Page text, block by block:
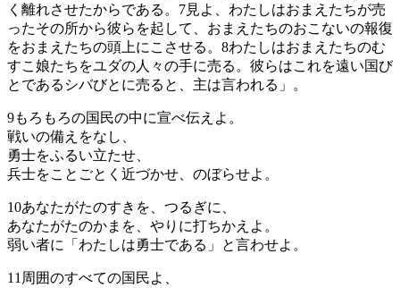
く離れさせたからである。 7見よ、わたしはおまえたちが売
ったその所から彼らを起して、おまえたちのおこないの報復
をおまえたちの頭上にこさせる。 8わたしはおまえたちのむ
すこ娘たちをユダの人々の手に売る。彼らはこれを遠い国び
とであるシバびとに売ると、主は言われる」。
9もろもろの国民の中に宣べ伝えよ。
戦いの備えをなし、
勇士をふるい立たせ、
兵士をことごとく近づかせ、のぼらせよ。
10あなたがたのすきを、つるぎに、
あなたがたのかまを、やりに打ちかえよ。
弱い者に「わたしは勇士である」と言わせよ。
11周囲のすべての国民よ、